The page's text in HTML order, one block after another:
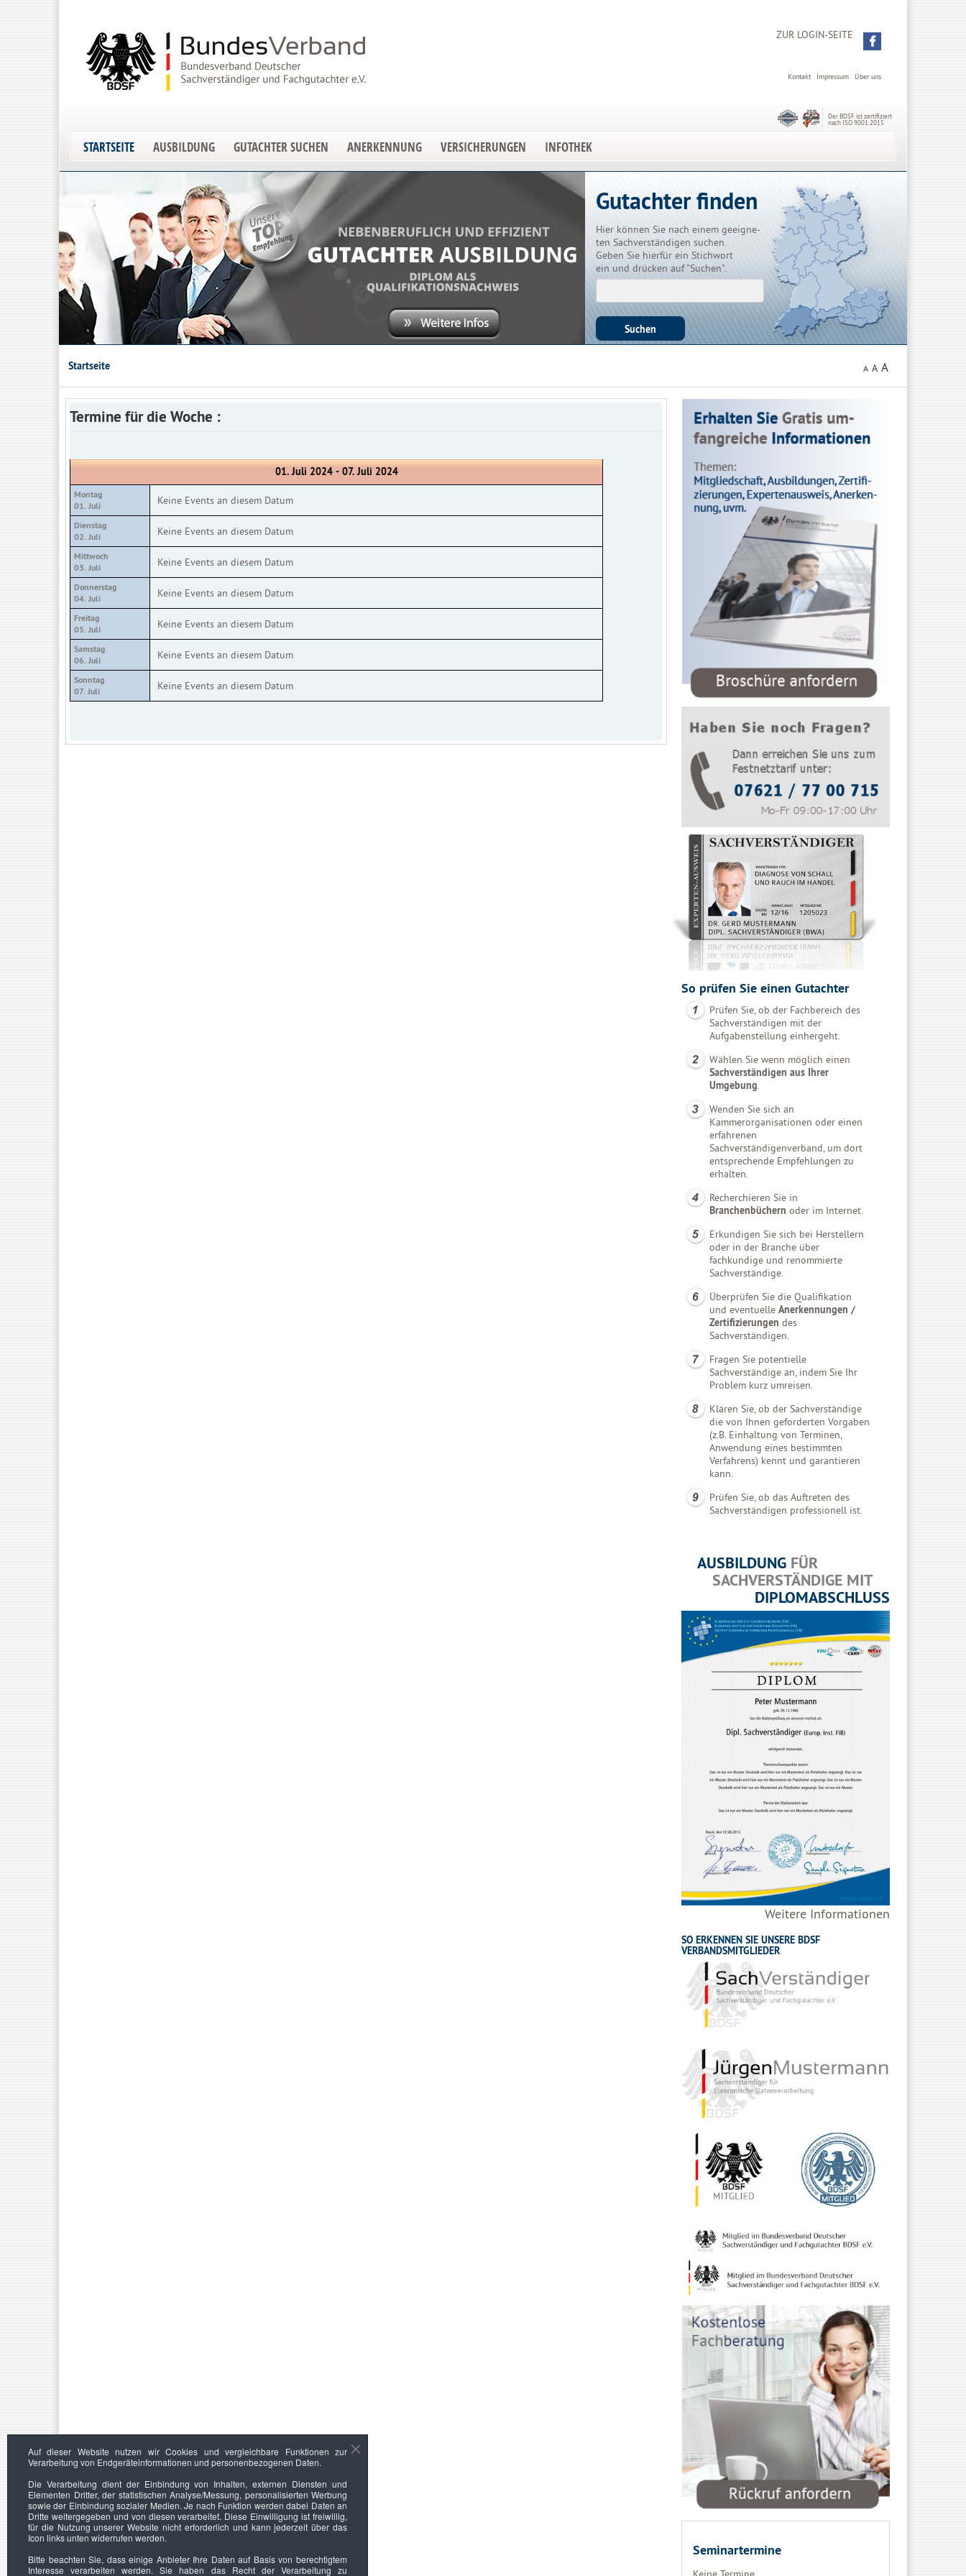
ZUR LOGIN-SEITE
Über uns
Impressum
Kontakt
Der BDSF ist zertifiziert
nach ISO 9001:2015
STARTSEITE AUSBILDUNG GUTACHTER SUCHEN ANERKENNUNG VERSICHERUNGEN INFOTHEK
Gutachter finden
Hier können Sie nach einem geeigne-
ten Sachverständigen suchen.
Geben Sie hierfür ein Stichwort
ein und drücken auf "Suchen".
Startseite A A A
Termine für die Woche :
01. Juli 2024 - 07. Juli 2024
Montag
01. Juli
Keine Events an diesem Datum
Dienstag
02. Juli
Keine Events an diesem Datum
Mittwoch
03. Juli
Keine Events an diesem Datum
Donnerstag
04. Juli
Keine Events an diesem Datum
Freitag
05. Juli
Keine Events an diesem Datum
Samstag
06. Juli
Keine Events an diesem Datum
Sonntag
07. Juli
Keine Events an diesem Datum
So prüfen Sie einen Gutachter
Prüfen Sie, ob der Fachbereich des
Sachverständigen mit der
Aufgabenstellung einhergeht.
Wählen Sie wenn möglich einen
Sachverständigen aus Ihrer
Umgebung.
Wenden Sie sich an
Kammerorganisationen oder einen
erfahrenen
Sachverständigenverband, um dort
entsprechende Empfehlungen zu
erhalten.
Recherchieren Sie in
Branchenbüchern oder im Internet.
Erkundigen Sie sich bei Herstellern
oder in der Branche über
fachkundige und renommierte
Sachverständige.
Überprüfen Sie die Qualifikation
und eventuelle Anerkennungen /
Zertifizierungen des
Sachverständigen.
Fragen Sie potentielle
Sachverständige an, indem Sie Ihr
Problem kurz umreisen.
Klären Sie, ob der Sachverständige
die von Ihnen geforderten Vorgaben
(z.B. Einhaltung von Terminen,
Anwendung eines bestimmten
Verfahrens) kennt und garantieren
kann.
Prüfen Sie, ob das Auftreten des
Sachverständigen professionell ist.
AUSBILDUNG FÜR
SACHVERSTÄNDIGE MIT
DIPLOMABSCHLUSS
Weitere Informationen
SO ERKENNEN SIE UNSERE BDSF
VERBANDSMITGLIEDER
Seminartermine
Auf dieser Website nutzen wir Cookies und vergleichbare Funktionen zur
Verarbeitung von Endgeräteinformationen und personenbezogenen Daten.
Die Verarbeitung dient der Einbindung von Inhalten, externen Diensten und
Elementen Dritter, der statistischen Analyse/Messung, personalisierten Werbung
sowie der Einbindung sozialer Medien. Je nach Funktion werden dabei Daten an
Dritte weitergegeben und von diesen verarbeitet. Diese Einwilligung ist freiwillig,
für die Nutzung unserer Website nicht erforderlich und kann jederzeit über das
Icon links unten widerrufen werden.
Bitte beachten Sie, dass einige Anbieter Ihre Daten auf Basis von berechtigtem
Interesse verarbeiten werden. Sie haben das Recht der Verarbeitung zu